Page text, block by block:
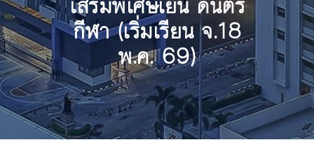
เสริมพิเศษเย็น ดนตรี
กีฬา (เริ่มเรียน จ.18
พ.ค. 69)